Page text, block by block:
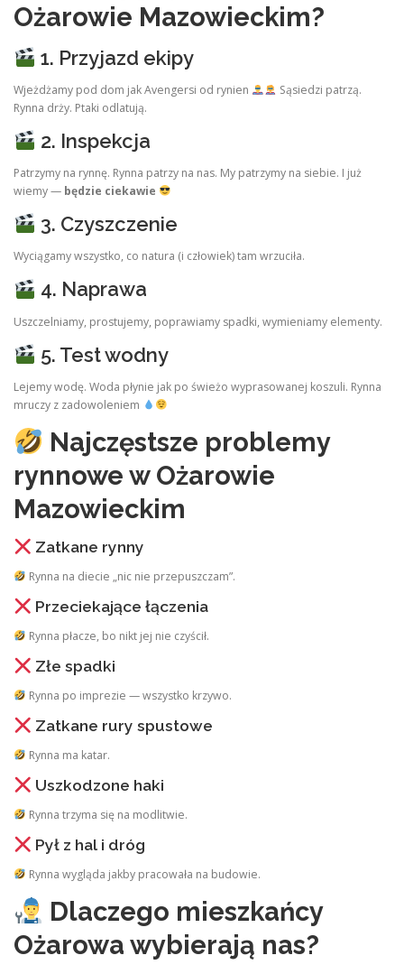
Ożarowie Mazowieckim?
1. Przyjazd ekipy
Wjeżdżamy pod dom jak Avengersi od rynien
Sąsiedzi patrzą.
Rynna drży. Ptaki odlatują.
2. Inspekcja
Patrzymy na rynnę. Rynna patrzy na nas. My patrzymy na siebie. I już
wiemy — będzie ciekawie
3. Czyszczenie
Wyciągamy wszystko, co natura (i człowiek) tam wrzuciła.
4. Naprawa
Uszczelniamy, prostujemy, poprawiamy spadki, wymieniamy elementy.
5. Test wodny
Lejemy wodę. Woda płynie jak po świeżo wyprasowanej koszuli. Rynna
mruczy z zadowoleniem
Najczęstsze problemy
rynnowe w Ożarowie
Mazowieckim
Zatkane rynny
Rynna na diecie „nic nie przepuszczam”.
Przeciekające łączenia
Rynna płacze, bo nikt jej nie czyścił.
Złe spadki
Rynna po imprezie — wszystko krzywo.
Zatkane rury spustowe
Rynna ma katar.
Uszkodzone haki
Rynna trzyma się na modlitwie.
Pył z hal i dróg
Rynna wygląda jakby pracowała na budowie.
Dlaczego mieszkańcy
Ożarowa wybierają nas?